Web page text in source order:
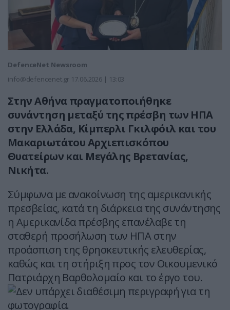
DefenceNet Newsroom
info@defencenet.gr 17.06.2026 | 13:03
Στην Αθήνα πραγματοποιήθηκε
συνάντηση μεταξύ της πρέσβη των ΗΠΑ
στην Ελλάδα, Κίμπερλι Γκιλφόιλ και του
Μακαριωτάτου Αρχιεπισκόπου
Θυατείρων και Μεγάλης Βρετανίας,
Νικήτα.
Σύμφωνα με ανακοίνωση της αμερικανικής
πρεσβείας, κατά τη διάρκεια της συνάντησης
η Αμερικανίδα πρέσβης επανέλαβε τη
σταθερή προσήλωση των ΗΠΑ στην
προάσπιση της θρησκευτικής ελευθερίας,
καθώς και τη στήριξη προς τον Οικουμενικό
Πατριάρχη Βαρθολομαίο και το έργο του.